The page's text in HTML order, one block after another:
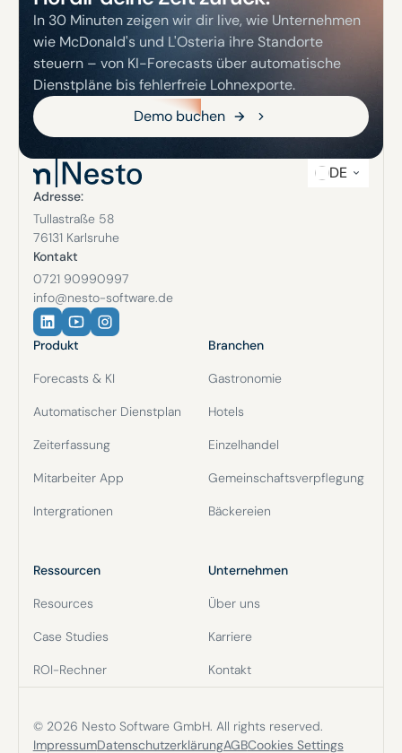
In 30 Minuten zeigen wir dir live, wie Unternehmen
wie McDonald's und L'Osteria ihre Standorte
steuern – von KI-Forecasts über automatische
Dienstpläne bis fehlerfreie Lohnexporte.
Demo buchen
DE
Adresse:
Tullastraße 58
76131 Karlsruhe
Kontakt
0721 90990997
info@nesto-software.de
Produkt
Forecasts & KI
Automatischer Dienstplan
Zeiterfassung
Mitarbeiter App
Intergrationen
Branchen
Gastronomie
Hotels
Einzelhandel
Gemeinschaftsverpflegung
Bäckereien
Ressourcen
Resources
Case Studies
ROI-Rechner
Unternehmen
Über uns
Karriere
Kontakt
© 2026 Nesto Software GmbH. All rights reserved.
ImpressumDatenschutzerklärungAGBCookies Settings